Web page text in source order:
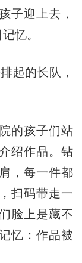
子迎上去，
忆。
起的长队，
的孩子们站
绍作品。钻
，每一件都
扫码带走一
脸上是藏不
忆：作品被